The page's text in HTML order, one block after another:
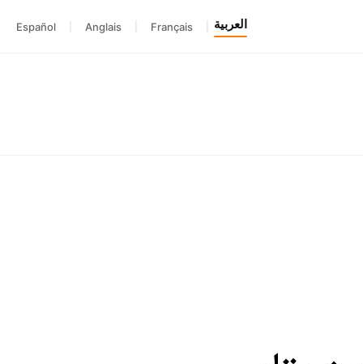
العربية Français
Anglais
Español